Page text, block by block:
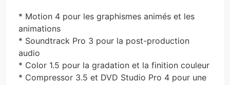
* Motion 4 pour les graphismes animés et les
animations
* Soundtrack Pro 3 pour la post-production
audio
* Color 1.5 pour la gradation et la finition couleur
* Compressor 3.5 et DVD Studio Pro 4 pour une